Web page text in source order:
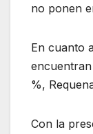
no ponen
En cuanto
encuentran
%,
Con la